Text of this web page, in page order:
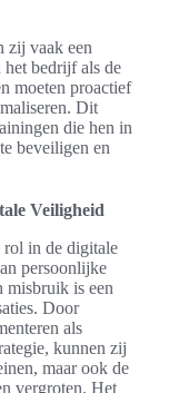
zij vaak een
bedrijf als de
moeten proactief
Dit
die hen in
beveiligen en
Veiligheid
rol in de digitale
persoonlijke
misbruik is een
Door
als
kunnen zij
maar ook de
vergroten. Het